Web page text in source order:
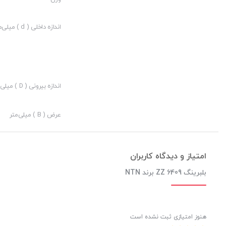
اندازه داخلی ( d ) میلی‌متر
اندازه بیرونی ( D ) میلی‌متر
عرض ( B ) میلی‌متر
امتیاز و دیدگاه کاربران
بلبرینگ 6409 ZZ برند NTN
هنوز امتیازی ثبت نشده است